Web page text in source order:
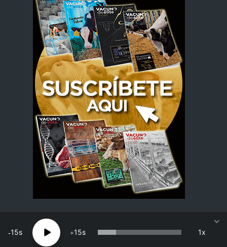
Dial Vacuno · Copyright 2026 · Todos los derechos
15 15 1x